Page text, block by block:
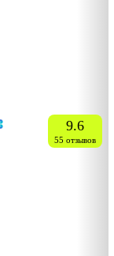
9.6
55 отзывов